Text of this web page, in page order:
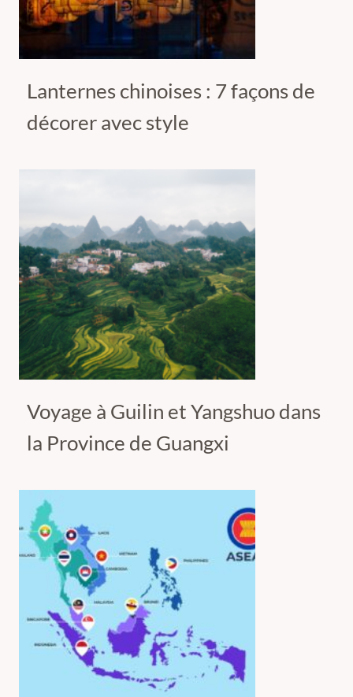
Lanternes chinoises : 7 façons de
décorer avec style
Voyage à Guilin et Yangshuo dans
la Province de Guangxi